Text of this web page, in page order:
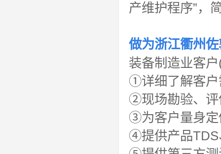
产维护程序”，
做为浙江衢州
装备制造业客
①详细了解客户
②现场勘验、评
③为客户量身定
④提供产品TDS